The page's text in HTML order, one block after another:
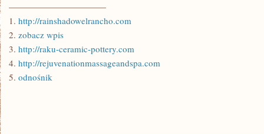
———————————
1. http://rainshadowelrancho.com
2. zobacz wpis
3. http://raku-ceramic-pottery.com
4. http://rejuvenationmassageandspa.com
5. odnośnik